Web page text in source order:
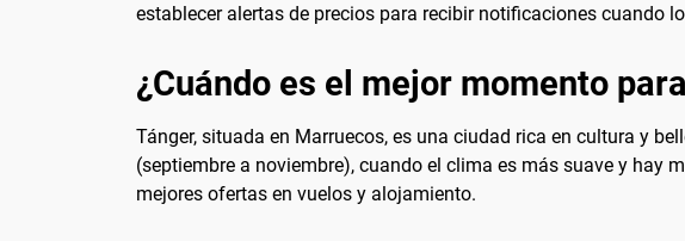
establecer alertas de precios para recibir notificaciones cuando
¿Cuándo es el mejor momento
Tánger, situada en Marruecos, es una ciudad rica en cultura y
(septiembre a noviembre), cuando el clima es más suave y hay
mejores ofertas en vuelos y alojamiento.